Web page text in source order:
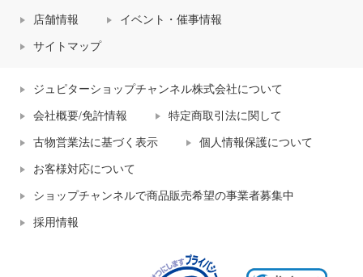
店舗情報 イベント・催事情報
サイトマップ
ジュピターショップチャンネル株式会社について
会社概要/免許情報 特定商取引法に関して
古物営業法に基づく表示 個人情報保護について
お客様対応について
ショップチャンネルで商品販売希望の事業者募集中
採用情報